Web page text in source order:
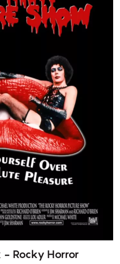
- Rocky Horror